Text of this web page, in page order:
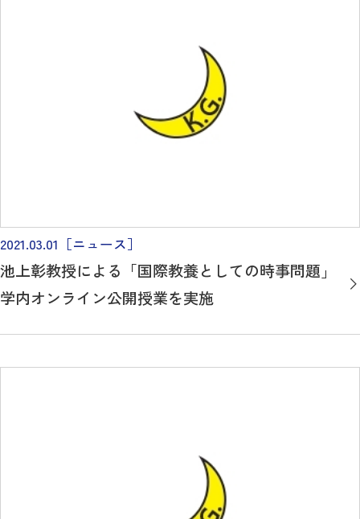
2021.03.01 ［ニュース］
池上彰教授による「国際教養としての時事問題」
学内オンライン公開授業を実施